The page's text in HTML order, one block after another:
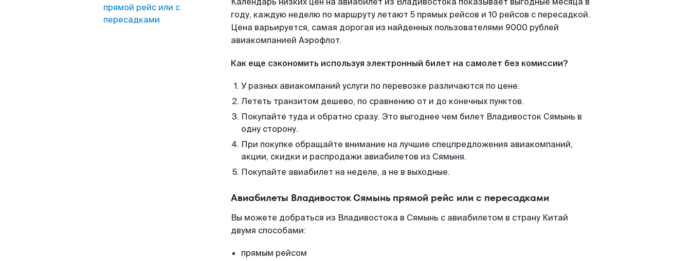
прямой рейс или с
пересадками
году, каждую неделю по маршруту летают 5 прямых рейсов и 10 рейсов с пересадкой.
Цена варьируется, самая дорогая из найденных пользователями 9000 рублей
авиакомпанией Аэрофлот.
Как еще сэкономить используя электронный билет на самолет без комиссии?
У разных авиакомпаний услуги по перевозке различаются по цене.
Лететь транзитом дешево, по сравнению от и до конечных пунктов.
Покупайте туда и обратно сразу. Это выгоднее чем билет Владивосток Сямынь в
одну сторону.
При покупке обращайте внимание на лучшие спецпредложения авиакомпаний,
акции, скидки и распродажи авиабилетов из Сямыня.
Покупайте авиабилет на неделе, а не в выходные.
Авиабилеты Владивосток Сямынь прямой рейс или с пересадками
Вы можете добраться из Владивостока в Сямынь с авиабилетом в страну Китай
двумя способами:
прямым рейсом